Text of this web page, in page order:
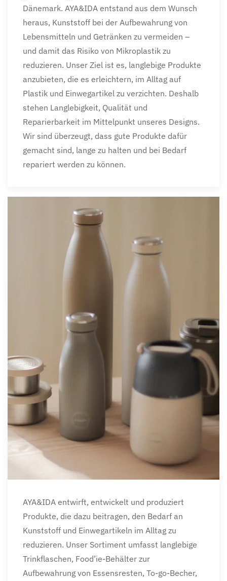
Dänemark. AYA&IDA entstand aus dem Wunsch
heraus, Kunststoff bei der Aufbewahrung von
Lebensmitteln und Getränken zu vermeiden –
und damit das Risiko von Mikroplastik zu
reduzieren. Unser Ziel ist es, langlebige Produkte
anzubieten, die es erleichtern, im Alltag auf
Plastik und Einwegartikel zu verzichten. Deshalb
stehen Langlebigkeit, Qualität und
Reparierbarkeit im Mittelpunkt unseres Designs.
Wir sind überzeugt, dass gute Produkte dafür
gemacht sind, lange zu halten und bei Bedarf
repariert werden zu können.
AYA&IDA entwirft, entwickelt und produziert
Produkte, die dazu beitragen, den Bedarf an
Kunststoff und Einwegartikeln im Alltag zu
reduzieren. Unser Sortiment umfasst langlebige
Trinkflaschen, Food’ie-Behälter zur
Aufbewahrung von Essensresten, To-go-Becher,